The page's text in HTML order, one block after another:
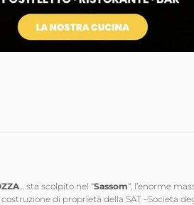
… sta scolpito nel “Sassom“, l’enorme
di proprietà della SAT –Societa